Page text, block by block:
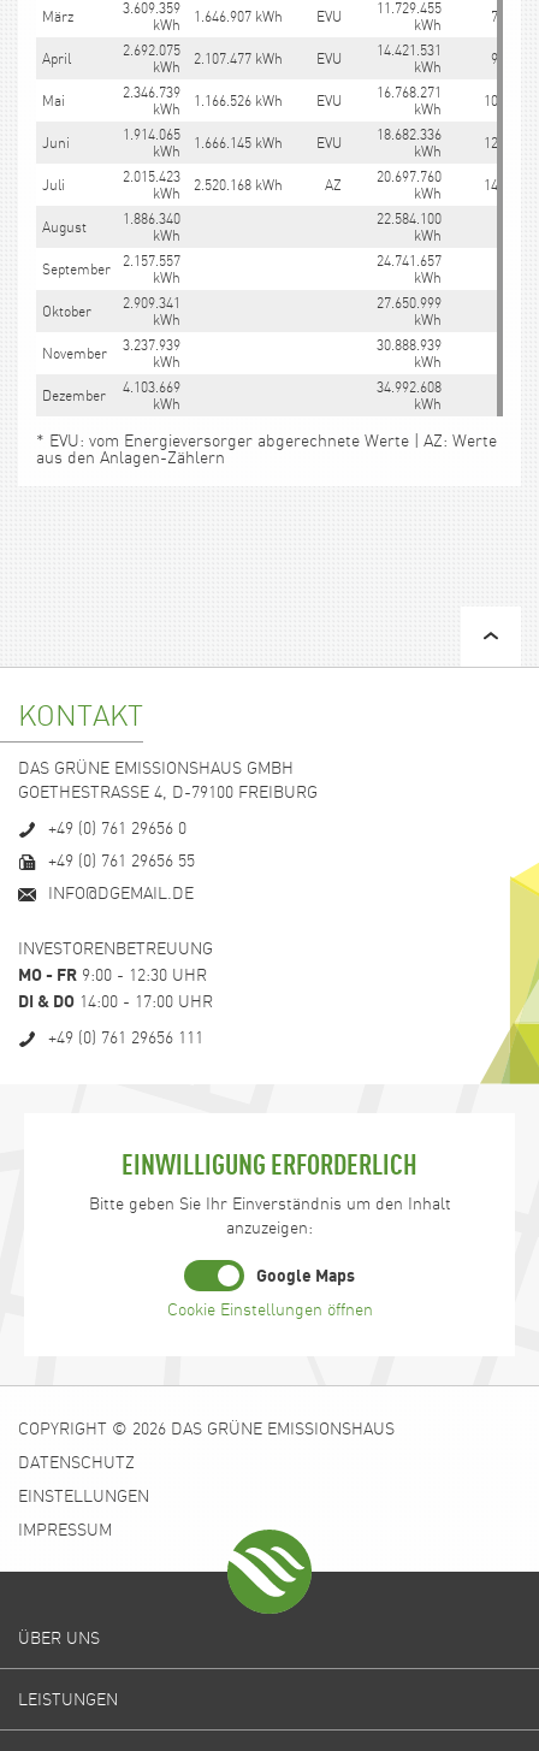
März
3.609.359
kWh
1.646.907 kWh EVU
11.729.455
kWh
April
2.692.075
kWh
2.107.477 kWh EVU
14.421.531
kWh
Mai
2.346.739
kWh
1.166.526 kWh EVU
16.768.271
kWh
Juni
1.914.065
kWh
1.666.145 kWh EVU
18.682.336
kWh
Juli
2.015.423
kWh
2.520.168 kWh AZ
20.697.760
kWh
August
1.886.340
kWh
22.584.100
kWh
September
2.157.557
kWh
24.741.657
kWh
Oktober
2.909.341
kWh
27.650.999
kWh
November
3.237.939
kWh
30.888.939
kWh
Dezember
4.103.669
kWh
34.992.608
kWh
* EVU: vom Energieversorger abgerechnete Werte | AZ: Werte
aus den Anlagen-Zählern
KONTAKT
DAS GRÜNE EMISSIONSHAUS GMBH
GOETHESTRASSE 4, D-79100 FREIBURG
+49 (0) 761 29656 0
+49 (0) 761 29656 55
INFO@DGEMAIL.DE
INVESTORENBETREUUNG
MO - FR 9:00 - 12:30 UHR
DI & DO 14:00 - 17:00 UHR
+49 (0) 761 29656 111
EINWILLIGUNG ERFORDERLICH
Bitte geben Sie Ihr Einverständnis um den Inhalt
anzuzeigen:
Google Maps
Cookie Einstellungen öffnen
COPYRIGHT © 2026 DAS GRÜNE EMISSIONSHAUS
DATENSCHUTZ
EINSTELLUNGEN
IMPRESSUM
ÜBER UNS
LEISTUNGEN